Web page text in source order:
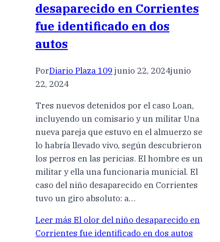
desaparecido en Corrientes
fue identificado en dos
autos
PorDiario Plaza 109 junio 22, 2024junio
22, 2024
Tres nuevos detenidos por el caso Loan,
incluyendo un comisario y un militar Una
nueva pareja que estuvo en el almuerzo se
lo habría llevado vivo, según descubrieron
los perros en las pericias. El hombre es un
militar y ella una funcionaria municial. El
caso del niño desaparecido en Corrientes
tuvo un giro absoluto: a…
Leer más El olor del niño desaparecido en
Corrientes fue identificado en dos autos